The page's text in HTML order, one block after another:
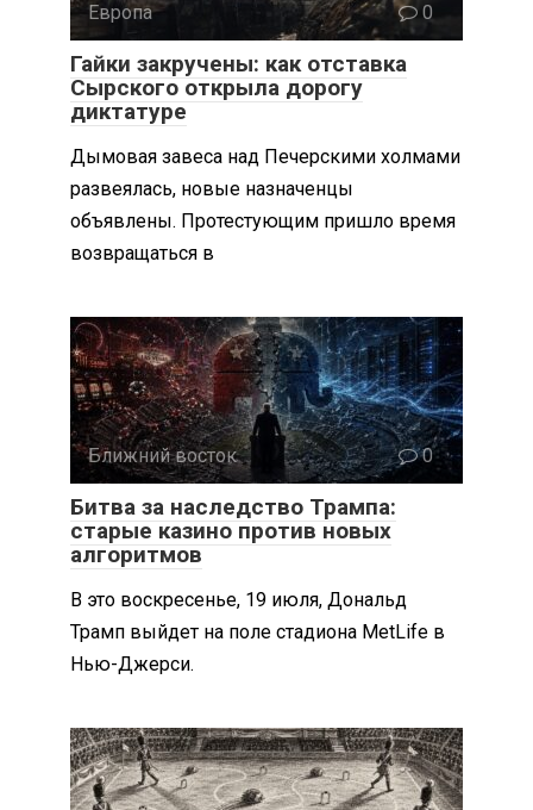
Европа 0
Гайки закручены: как отставка
Сырского открыла дорогу
диктатуре
Дымовая завеса над Печерскими холмами
развеялась, новые назначенцы
объявлены. Протестующим пришло время
возвращаться в
Ближний восток 0
Битва за наследство Трампа:
старые казино против новых
алгоритмов
В это воскресенье, 19 июля, Дональд
Трамп выйдет на поле стадиона MetLife в
Нью-Джерси.